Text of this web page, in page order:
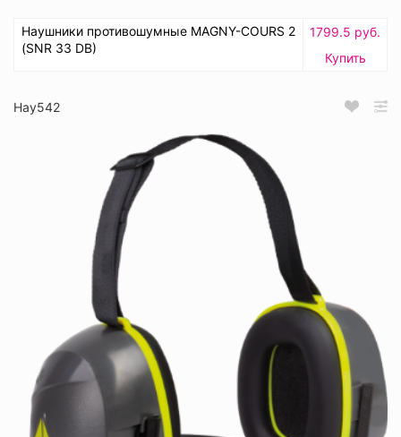
Наушники противошумные MAGNY-COURS 2
(SNR 33 DB)
1799.5 руб.
Купить
Нау542